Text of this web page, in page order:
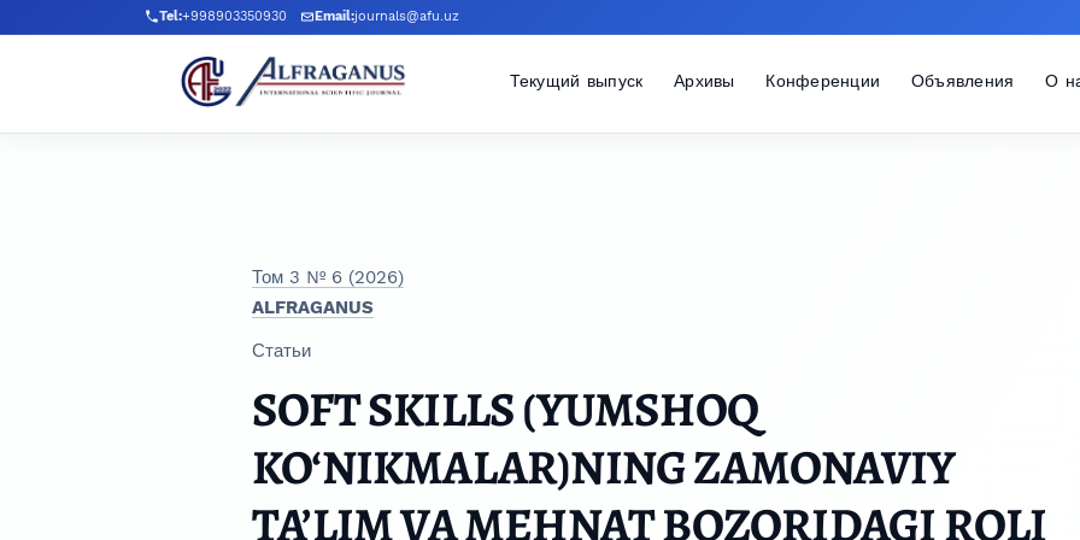
Перейти к главному меню навигации
Перейти к основному контенту
Перейти к нижнему колонтитулу сайта
Tel:+998903350930 Email:journals@afu.uz
Текущий выпуск Архивы Конференции Объявления О
Том 3 № 6 (2026)
ALFRAGANUS
Статьи
SOFT SKILLS (YUMSHOQ
KO‘NIKMALAR)NING ZAMONAVIY
TA’LIM VA MEHNAT BOZORIDAGI ROLI